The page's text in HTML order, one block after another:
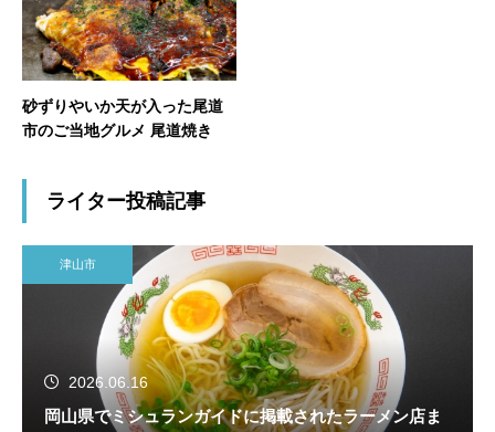
砂ずりやいか天が入った尾道
市のご当地グルメ 尾道焼き
ライター投稿記事
津山市
2026.06.16
岡山県でミシュランガイドに掲載されたラーメン店ま